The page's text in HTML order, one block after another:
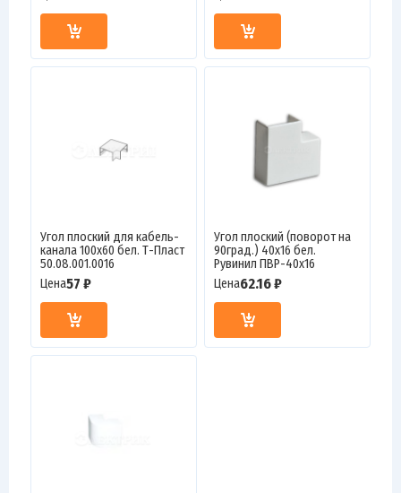
Угол плоский для кабель-
канала 100х60 бел. Т-Пласт
50.08.001.0016
Цена57 ₽
Угол плоский (поворот на
90град.) 40х16 бел.
Рувинил ПВР-40х16
Цена62.16 ₽